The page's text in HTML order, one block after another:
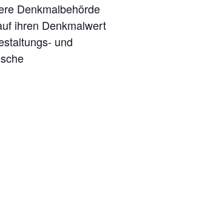
Denkmalbehörde
ihren Denkmalwert
und